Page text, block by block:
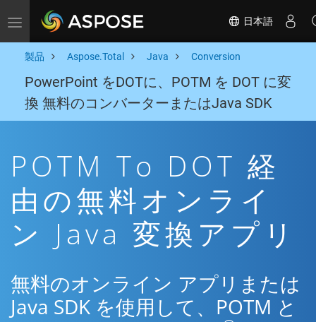
Toggle navigation 日本語
製品 Aspose.Total Java Conversion
PowerPoint をDOTに、POTM を DOT に変
換 無料のコンバーターまたはJava SDK
POTM To DOT 経
由の無料オンライ
ン Java 変換アプリ
無料のオンライン アプリまたは
Java SDK を使用して、POTM と